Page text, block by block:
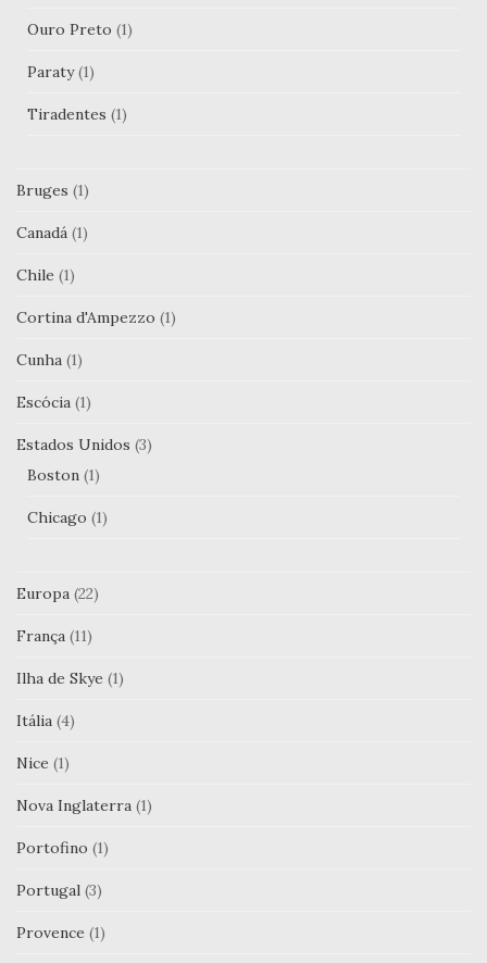
Ouro Preto (1)
Paraty(1)
Tiradentes (1)
Bruges (1)
Canadá (1)
Chile (1)
Cortina d'Ampezzo (1)
Cunha (1)
Escócia (1)
Estados Unidos (3)
Boston (1)
Chicago (1)
Europa (22)
França (11)
Ilha de Skye (1)
Itália (4)
Nice (1)
Nova Inglaterra (1)
Portofino (1)
Portugal (3)
Provence (1)